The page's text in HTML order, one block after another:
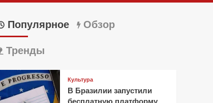
Популярное Обзор
Тренды
Культура
В Бразилии запустили
бесплатную платформу